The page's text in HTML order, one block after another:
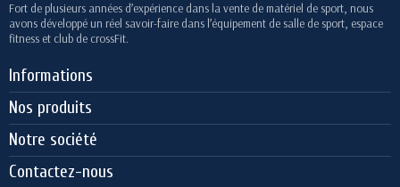
Fort de plusieurs années d’expérience dans la vente de matériel de sport, nous
avons développé un réel savoir-faire dans l’équipement de salle de sport, espace
fitness et club de crossFit.
Informations
Nos produits
Notre société
Contactez-nous